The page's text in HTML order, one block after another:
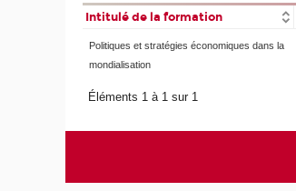
Intitulé de la formation
Politiques et stratégies économiques dans la
mondialisation
Éléments 1 à 1 sur 1